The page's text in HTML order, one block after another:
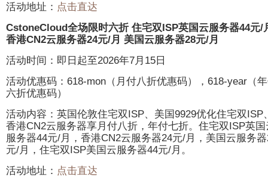
活动地址： 点击直达
CstoneCloud全场限时六折 住宅双ISP英国云服务器44元/
香港CN2云服务器24元/月 美国云服务器28元/月
活动时间：即日起至2026年7月15日
活动优惠码：618-mon（月付八折优惠码），618-year（
六折优惠码）
活动内容：英国伦敦住宅双ISP、美国9929优化住宅双ISP
香港CN2云服务器享月付八折，年付七折。住宅双ISP英国
服务器44元/月，香港CN2云服务器24元/月，美国云服务
元/月，住宅双ISP美国云服务器44元/月。
活动地址： 点击直达